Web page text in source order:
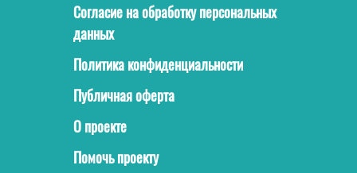
Согласие на обработку персональных
данных
Политика конфиденциальности
Публичная оферта
О проекте
Помочь проекту